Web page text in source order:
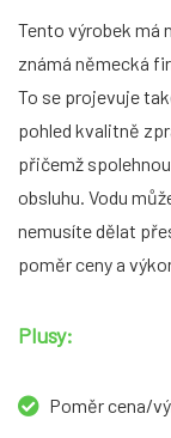
Tento výrobek má
známá německá
To se projevuje
pohled kvalitně
přičemž
obsluhu. Vodu
nemusíte dělat
poměr ceny a
Plusy:
Poměr cena/